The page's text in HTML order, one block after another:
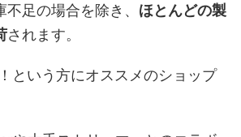
足の場合を除き、 ほとんどの製
されます。
という方にオススメのショップ